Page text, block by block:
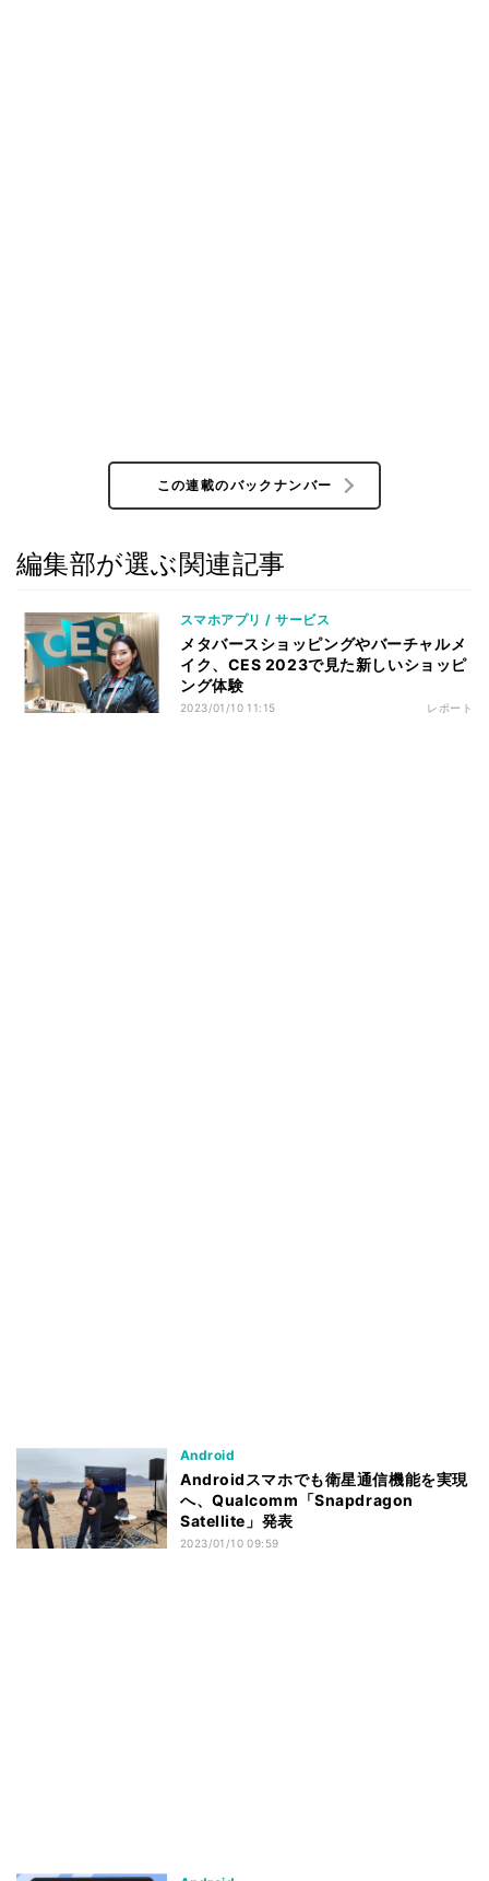
この連載のバックナンバー
編集部が選ぶ関連記事
スマホアプリ / サービス
メタバースショッピングやバーチャルメ
イク、CES 2023で見た新しいショッピ
ング体験
2023/01/10 11:15 レポート
Android
Androidスマホでも衛星通信機能を実現
へ、Qualcomm「Snapdragon
Satellite」発表
2023/01/10 09:59